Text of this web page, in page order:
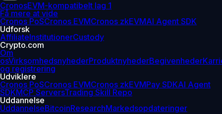
CronosEVM-kompatibelt lag 1
Få mere at vide
Cronos PoSCronos EVMCronos zkEVMAI Agent SDK
Udforsk
AffiliateInstitutionerCustody
Crypto.com
Om
osVirksomhedsnyhederProduktnyhederBegivenheder
og registrering
Udviklere
Cronos PoSCronos EVMCronos zkEVMPay SDKAI Agent
SDKMCP ServersTrading Skill Repo
Uddannelse
UddannelseBitcoinResearchMarkedsopdateringer